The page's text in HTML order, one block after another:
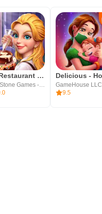
My Restaurant Empire-Deco Game
Mini Stone Games - Chef & Restaurant Cooking Games
GameHouse LLC
9.5